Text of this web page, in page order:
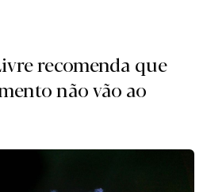
recomenda que
não vão ao